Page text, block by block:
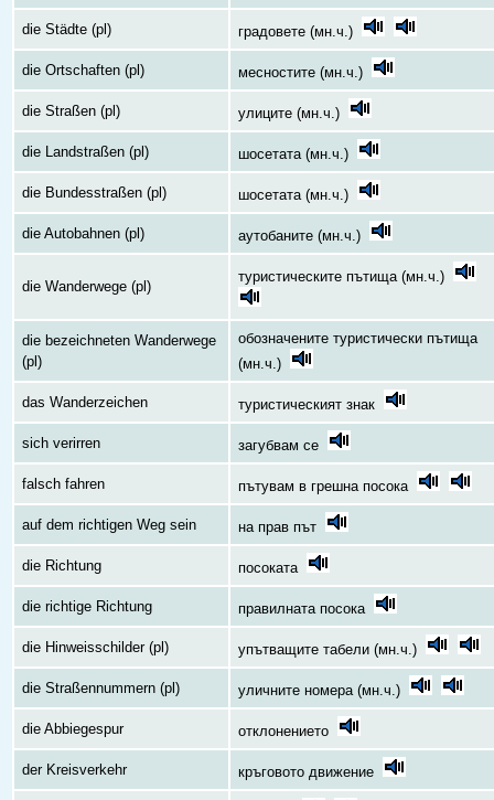
die Städte (pl) градовете (мн.ч.)
die Ortschaften (pl) месностите (мн.ч.)
die Straßen (pl) улиците (мн.ч.)
die Landstraßen (pl) шосетата (мн.ч.)
die Bundesstraßen (pl) шосетата (мн.ч.)
die Autobahnen (pl) аутобаните (мн.ч.)
die Wanderwege (pl)
туристическите пътища (мн.ч.)
die bezeichneten Wanderwege
(pl)
обозначените туристически пътища
(мн.ч.)
das Wanderzeichen туристическият знак
sich verirren загубвам се
falsch fahren пътувам в грешна посока
auf dem richtigen Weg sein на прав път
die Richtung посоката
die richtige Richtung правилната посока
die Hinweisschilder (pl) упътващите табели (мн.ч.)
die Straßennummern (pl) уличните номера (мн.ч.)
die Abbiegespur отклонението
der Kreisverkehr кръговото движение